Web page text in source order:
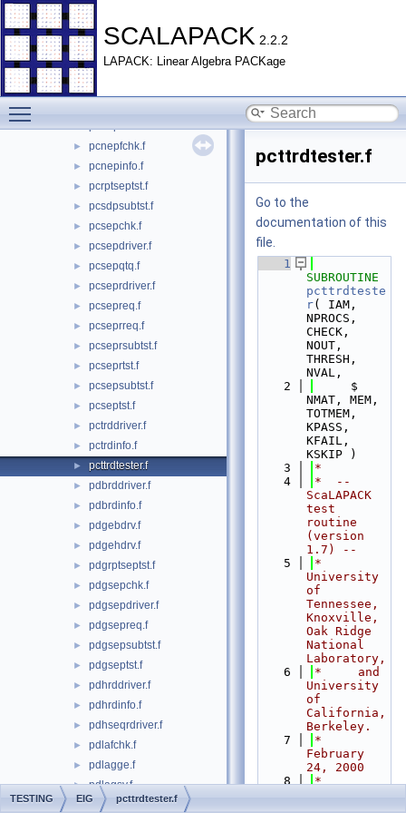
SCALAPACK 2.2.2
LAPACK: Linear Algebra PACKage
► pclasizeheevx.f
► pclasizesep.f
► pclasizesepr.f
► pclatms.f
► pclatran.f
► pcnepdriver.f
► pcnepfchk.f
► pcnepinfo.f
► pcrptseptst.f
► pcsdpsubtst.f
► pcsepchk.f
► pcsepdriver.f
► pcsepqtq.f
► pcseprdriver.f
► pcsepreq.f
► pcseprreq.f
► pcseprsubtst.f
► pcseprtst.f
► pcsepsubtst.f
► pcseptst.f
► pctrddriver.f
► pctrdinfo.f
► pcttrdtester.f
► pdbrddriver.f
► pdbrdinfo.f
► pdgebdrv.f
► pdgehdrv.f
► pdgrptseptst.f
► pdgsepchk.f
► pdgsepdriver.f
► pdgsepreq.f
► pdgsepsubtst.f
► pdgseptst.f
► pdhrddriver.f
► pdhrdinfo.f
► pdhseqrdriver.f
► pdlafchk.f
► pdlagge.f
► pdlagsy.f
► pdlasizegsep.f
pcttrdtester.f
Go to the
documentation of this
file.
    1
pcttrdteste
r( IAM,
NPROCS,
CHECK,
NOUT,
THRESH,
NVAL,
    2
     $
NMAT, MEM,
TOTMEM,
KPASS,
KFAIL,
KSKIP )
    3
*
    4
*  --
ScaLAPACK
test
routine
(version
1.7) --
    5
*
University
of
Tennessee,
Knoxville,
Oak Ridge
National
Laboratory,
    6
*     and
University
of
California,
Berkeley.
    7
*
February
24, 2000
    8
*
    9
*     ..
TESTING EIG pcttrdtester.f